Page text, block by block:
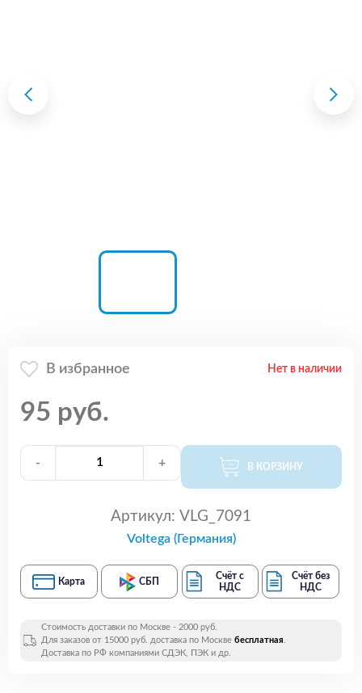
В избранное Нет в наличии
95 руб.
- + В КОРЗИНУ
Артикул: VLG_7091
Voltega (Германия)
Карта СБП
Счёт с
НДС
Счёт без
НДС
Стоимость доставки по Москве - 2000 руб.
Для заказов от 15000 руб. доставка по Москве бесплатная.
Доставка по РФ компаниями СДЭК, ПЭК и др.